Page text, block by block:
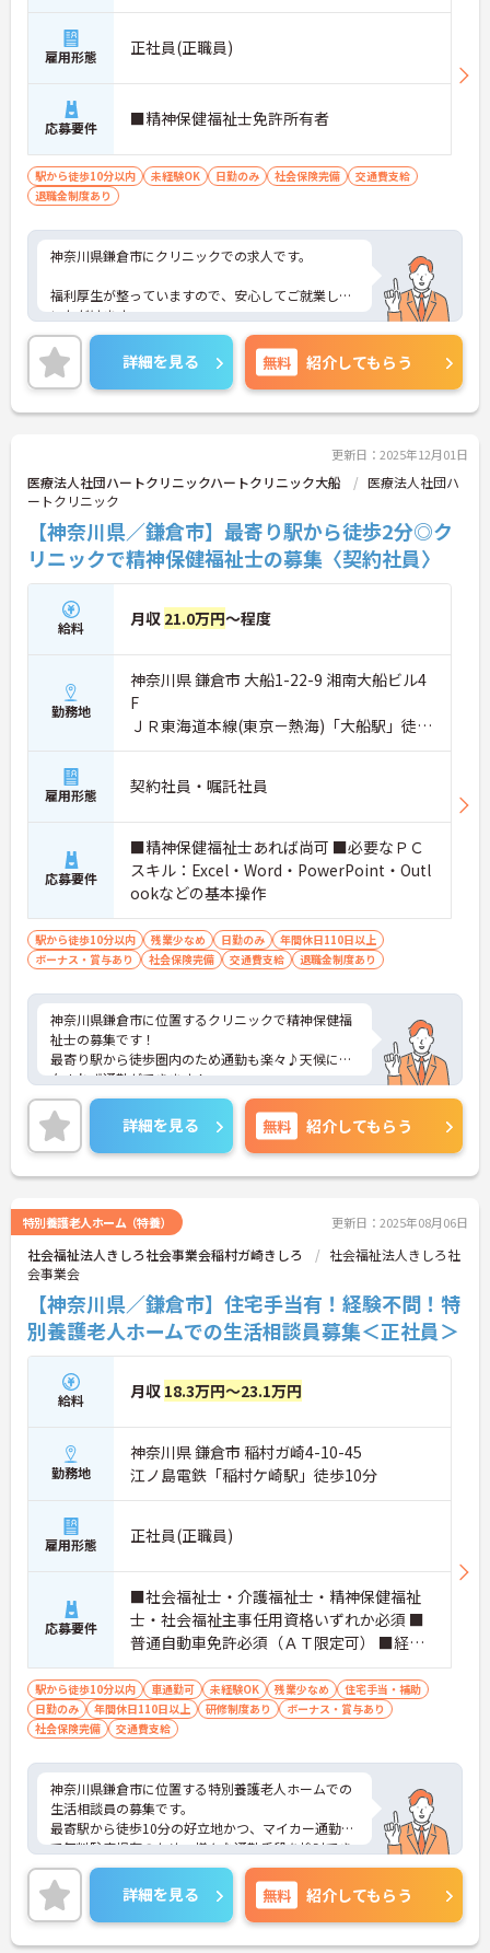
雇用形態 正社員(正職員)
応募要件 ■精神保健福祉士免許所有者
駅から徒歩10分以内 未経験OK 日勤のみ 社会保険完備
交通費支給
退職金制度あり
神奈川県鎌倉市にクリニックでの求人です。
福利厚生が整っていますので、安心してご就業して
いただけます。
ご興味のある方は、お気軽にお問い合わせくださ
い。
詳細を見る 無料 紹介してもらう
更新日：2025年12月01日
医療法人社団ハートクリニックハートクリニック大船
医療法人社団ハ
ートクリニック
【神奈川県／鎌倉市】最寄り駅から徒歩2分◎ク
リニックで精神保健福祉士の募集〈契約社員〉
給料 月収 21.0万円～程度
勤務地
神奈川県 鎌倉市 大船1-22-9 湘南大船ビル4
F
ＪＲ東海道本線(東京－熱海)「大船駅」徒歩
2分
雇用形態 契約社員・嘱託社員
応募要件
■精神保健福祉士あれば尚可 ■必要なＰＣ
スキル：Excel・Word・PowerPoint・Outl
ookなどの基本操作
駅から徒歩10分以内 残業少なめ 日勤のみ
年間休日110日以上
ボーナス・賞与あり
社会保険完備 交通費支給 退職金制度あり
神奈川県鎌倉市に位置するクリニックで精神保健福
祉士の募集です！
最寄り駅から徒歩圏内のため通勤も楽々♪天候に左
右されず通勤ができます！
日勤のみのお仕事で、年間休日110日以上もありプ
ライベートとの両立を目指す方におすすめの環境で
す◎昇給や賞与制度があり、頑張りが評価されてし
っかりと還元されます。しっかりとしたフォロー体
制で、経験に関わらず安心してスタートできます。
ントもお伝えしますので是非ご応募お待ちしており
ます。
詳細を見る 無料 紹介してもらう
特別養護老人ホーム（特養） 更新日：2025年08月06日
社会福祉法人きしろ社会事業会稲村ガ崎きしろ
社会福祉法人きしろ社
会事業会
【神奈川県／鎌倉市】住宅手当有！経験不問！特
別養護老人ホームでの生活相談員募集＜正社員＞
給料 月収 18.3万円～23.1万円
勤務地
神奈川県 鎌倉市 稲村ガ崎4-10-45
江ノ島電鉄「稲村ケ崎駅」徒歩10分
雇用形態 正社員(正職員)
応募要件
■社会福祉士・介護福祉士・精神保健福祉
士・社会福祉主事任用資格いずれか必須 ■
普通自動車免許必須（ＡＴ限定可） ■経験
不問
駅から徒歩10分以内 車通勤可 未経験OK 残業少なめ
住宅手当・補助
日勤のみ
年間休日110日以上 研修制度あり
ボーナス・賞与あり
社会保険完備
交通費支給
神奈川県鎌倉市に位置する特別養護老人ホームでの
生活相談員の募集です。
最寄駅から徒歩10分の好立地かつ、マイカー通勤◎
で無料駐車場有のため、様々な通勤手段を検討でき
て快適！
経験不問のため初めてのお仕事にピッタリ！
ご興味のある方はご面接のポイントをお伝えいたし
ますので、お気軽にご相談ください。
詳細を見る 無料 紹介してもらう